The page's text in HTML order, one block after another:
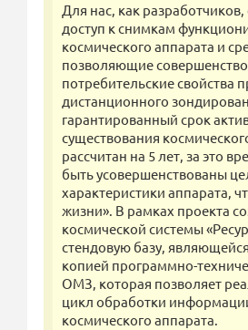
Для нас, как
доступ к снимкам
космического аппарата и
позволяющие
потребительские свойства
дистанционного
гарантированный срок
существования
рассчитан на 5 лет, за это
быть усовершенствованы
характеристики аппарата,
жизни». В рамках проекта
космической системы
стендовую базу,
копией программно-
ОМЗ, которая позволяет
цикл обработки
космического аппарата.